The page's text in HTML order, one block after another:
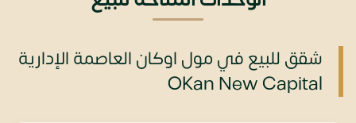
شقق للبيع في مول اوكان العاصمة الإدارية
OKan New Capital